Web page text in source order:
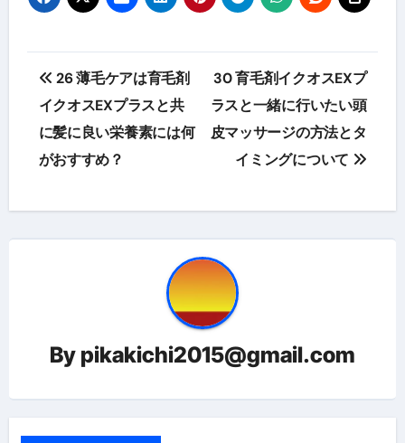
投
稿
ナ
ゲ
ン
26 薄毛ケアは育毛剤
イクオスEXプラスと共
に髪に良い栄養素には何
がおすすめ？
30 育毛剤イクオスEXプ
ラスと一緒に行いたい頭
皮マッサージの方法とタ
イミングについて
By pikakichi2015@gmail.com